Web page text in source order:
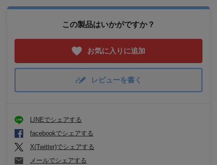
この製品はいかがですか？
お気に入りに追加
レビューを書く
LINEでシェアする
facebookでシェアする
X(Twitter)でシェアする
メールでシェアする